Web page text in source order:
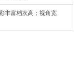
丰富档次高；视角宽